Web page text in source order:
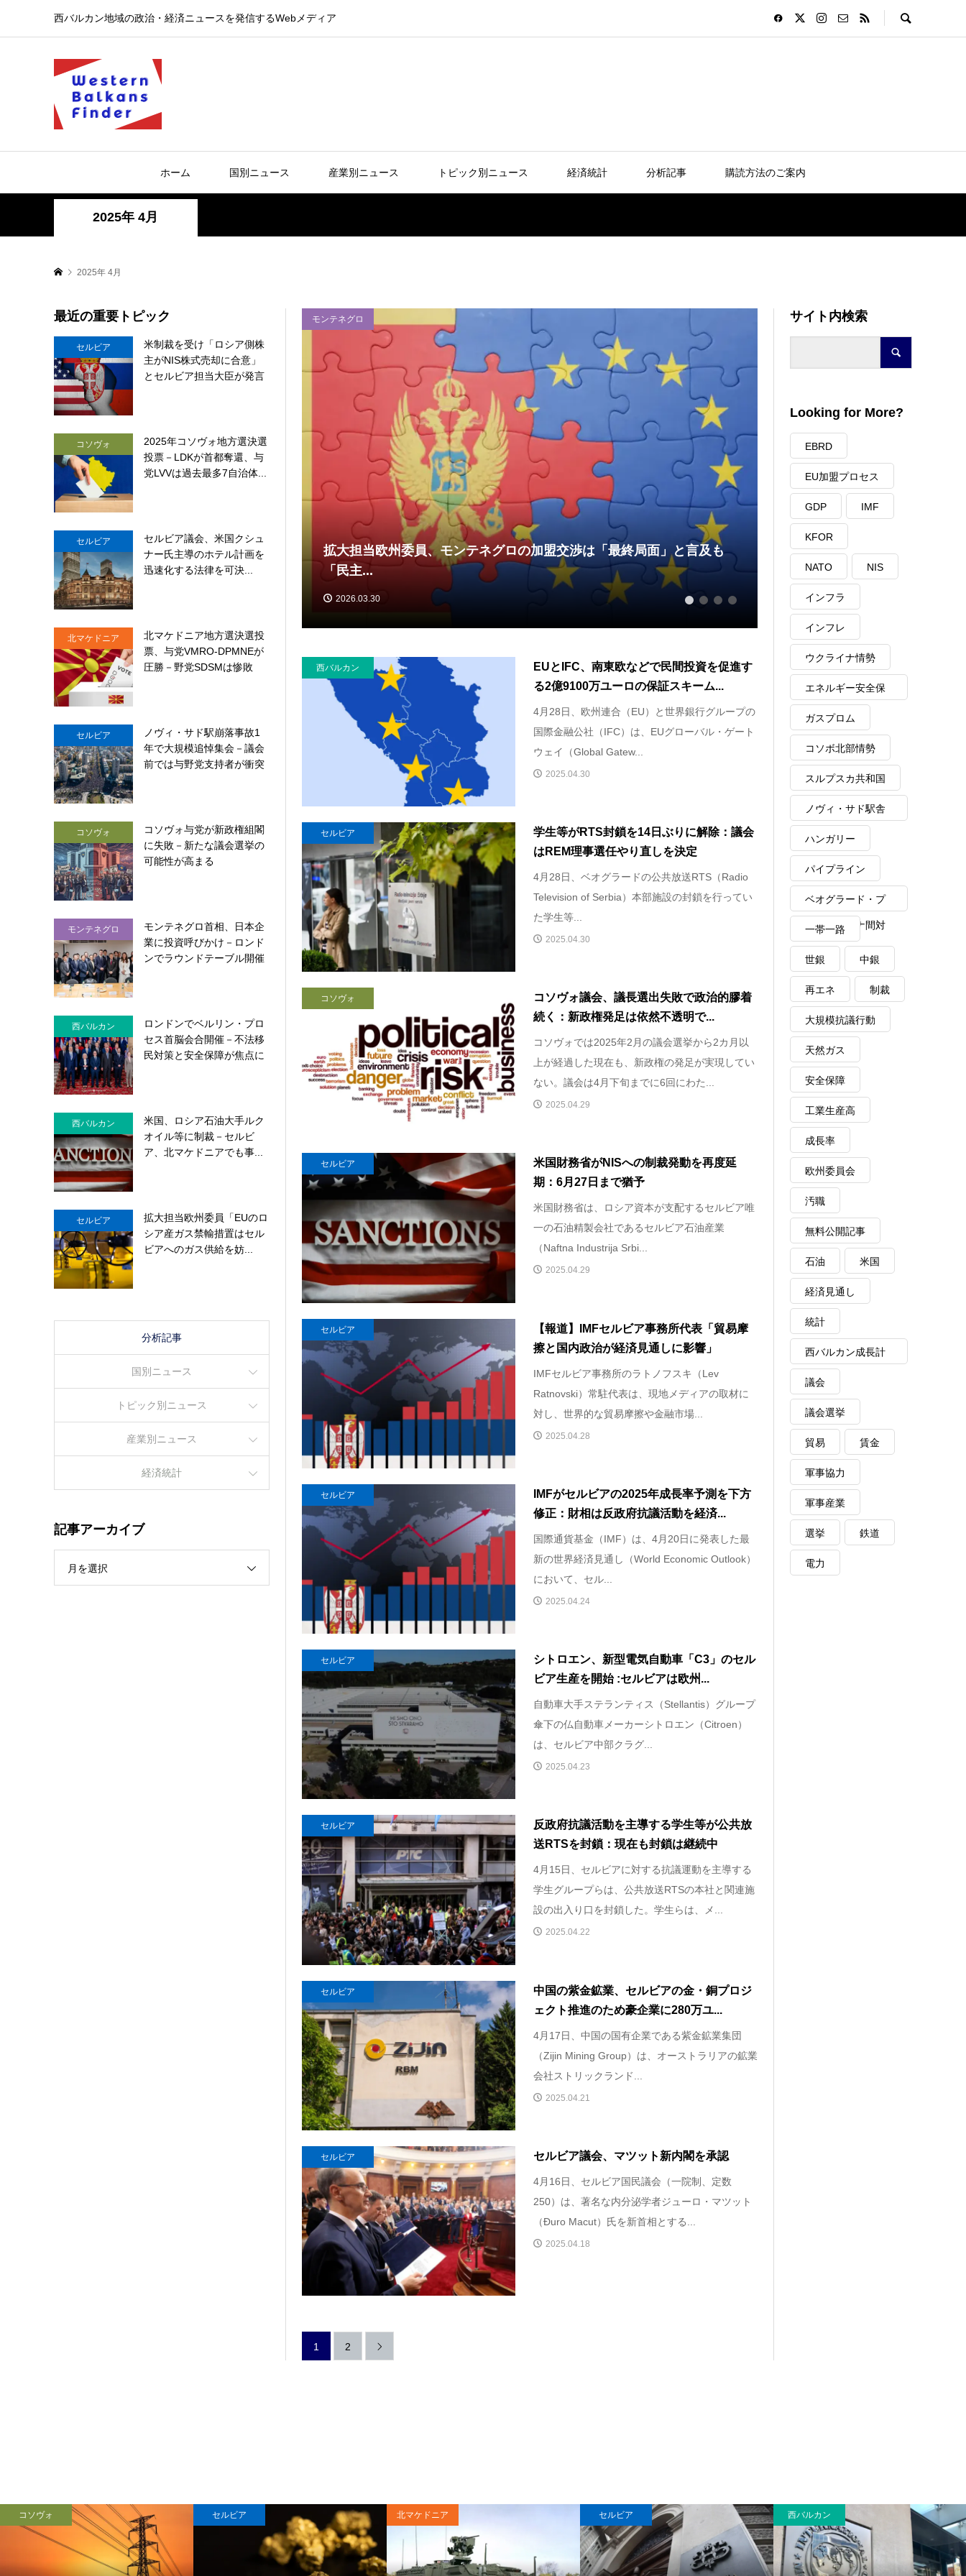
西バルカン地域の政治・経済ニュースを発信するWebメディア
ホーム 国別ニュース 産業別ニュース トピック別ニュース 経済統計 分析記事 購読方法のご案内
2025年 4月
2025年 4月
トライカー装甲車17台を受領
モンテネグロ
拡大担当欧州委員、モンテネグロの加盟交渉は「最終局面」と言及も
「民主...
2026.03.30
コソヴォ
コソヴォが大企業の電力市場
2026.03.27
1 2 3 4
西バルカン
EUとIFC、南東欧などで民間投資を促進す
る2億9100万ユーロの保証スキーム...
4月28日、欧州連合（EU）と世界銀行グループの
国際金融公社（IFC）は、EUグローバル・ゲート
ウェイ（Global Gatew...
2025.04.30
セルビア
学生等がRTS封鎖を14日ぶりに解除：議会
はREM理事選任やり直しを決定
4月28日、ベオグラードの公共放送RTS（Radio
Television of Serbia）本部施設の封鎖を行ってい
た学生等...
2025.04.30
コソヴォ
コソヴォ議会、議長選出失敗で政治的膠着
続く：新政権発足は依然不透明で...
コソヴォでは2025年2月の議会選挙から2カ月以
上が経過した現在も、新政権の発足が実現してい
ない。議会は4月下旬までに6回にわた...
2025.04.29
セルビア
米国財務省がNISへの制裁発動を再度延
期：6月27日まで猶予
米国財務省は、ロシア資本が支配するセルビア唯
一の石油精製会社であるセルビア石油産業
（Naftna Industrija Srbi...
2025.04.29
セルビア
【報道】IMFセルビア事務所代表「貿易摩
擦と国内政治が経済見通しに影響」
IMFセルビア事務所のラトノフスキ（Lev
Ratnovski）常駐代表は、現地メディアの取材に
対し、世界的な貿易摩擦や金融市場...
2025.04.28
セルビア
IMFがセルビアの2025年成長率予測を下方
修正：財相は反政府抗議活動を経済...
国際通貨基金（IMF）は、4月20日に発表した最
新の世界経済見通し（World Economic Outlook）
において、セル...
2025.04.24
セルビア
シトロエン、新型電気自動車「C3」のセル
ビア生産を開始 :セルビアは欧州...
自動車大手ステランティス（Stellantis）グループ
傘下の仏自動車メーカーシトロエン（Citroen）
は、セルビア中部クラグ...
2025.04.23
セルビア
反政府抗議活動を主導する学生等が公共放
送RTSを封鎖：現在も封鎖は継続中
4月15日、セルビアに対する抗議運動を主導する
学生グループらは、公共放送RTSの本社と関連施
設の出入り口を封鎖した。学生らは、メ...
2025.04.22
セルビア
中国の紫金鉱業、セルビアの金・銅プロジ
ェクト推進のため豪企業に280万ユ...
4月17日、中国の国有企業である紫金鉱業集団
（Zijin Mining Group）は、オーストラリアの鉱業
会社ストリックランド...
2025.04.21
セルビア セルビア議会、マツット新内閣を承認
4月16日、セルビア国民議会（一院制、定数
250）は、著名な内分泌学者ジューロ・マツット
（Đuro Macut）氏を新首相とする...
2025.04.18
1 2 
最近の重要トピック
セルビア
米制裁を受け「ロシア側株
主がNIS株式売却に合意」
とセルビア担当大臣が発言
コソヴォ
2025年コソヴォ地方選決選
投票－LDKが首都奪還、与
党LVVは過去最多7自治体...
セルビア
セルビア議会、米国クシュ
ナー氏主導のホテル計画を
迅速化する法律を可決...
北マケドニア
北マケドニア地方選決選投
票、与党VMRO-DPMNEが
圧勝－野党SDSMは惨敗
セルビア
ノヴィ・サド駅崩落事故1
年で大規模追悼集会－議会
前では与野党支持者が衝突
コソヴォ
コソヴォ与党が新政権組閣
に失敗－新たな議会選挙の
可能性が高まる
モンテネグロ
モンテネグロ首相、日本企
業に投資呼びかけ－ロンド
ンでラウンドテーブル開催
西バルカン
ロンドンでベルリン・プロ
セス首脳会合開催－不法移
民対策と安全保障が焦点に
西バルカン
米国、ロシア石油大手ルク
オイル等に制裁－セルビ
ア、北マケドニアでも事...
セルビア
拡大担当欧州委員「EUのロ
シア産ガス禁輸措置はセル
ビアへのガス供給を妨...
分析記事
国別ニュース
トピック別ニュース
産業別ニュース
経済統計
記事アーカイブ
月を選択
サイト内検索
Looking for More?
EBRD
EU加盟プロセス
GDP IMF
KFOR
NATO NIS
インフラ
インフレ
ウクライナ情勢
エネルギー安全保
障
ガスプロム
コソボ北部情勢
スルプスカ共和国
ノヴィ・サド駅舎
崩落事故
ハンガリー
パイプライン
ベオグラード・プ
リシュティナ間対
話
一帯一路
世銀 中銀
再エネ 制裁
大規模抗議行動
天然ガス
安全保障
工業生産高
成長率
欧州委員会
汚職
無料公開記事
石油 米国
経済見通し
統計
西バルカン成長計
画
議会
議会選挙
貿易 賃金
軍事協力
軍事産業
選挙 鉄道
電力
コソヴォ セルビア 北マケドニア セルビア 西バルカン